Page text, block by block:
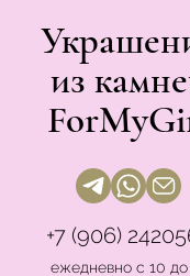
из
+7 (906)
ежедневно с 10 до